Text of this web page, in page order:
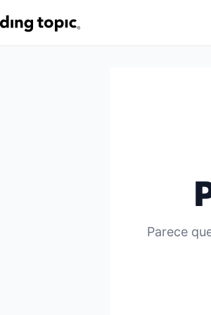
Parece